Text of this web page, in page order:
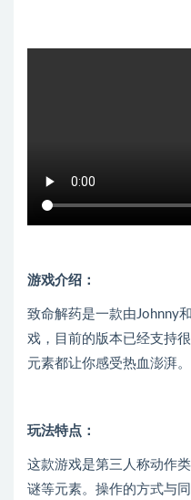
游戏介绍：
致命解药是一款由Johnny
戏，目前的版本已经支持
元素都让你感受热血澎湃。
玩法特点：
这款游戏是第三人称动作
谜等元素。操作的方式与同